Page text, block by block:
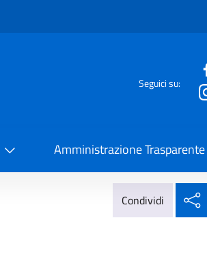
Seguici su:
Amministrazione Trasparente
Condividi